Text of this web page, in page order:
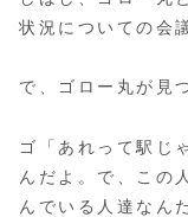
状況についての会
で、ゴロー丸が見
ゴ「あれって駅じ
んだよ。で、この
んでいる人達なん